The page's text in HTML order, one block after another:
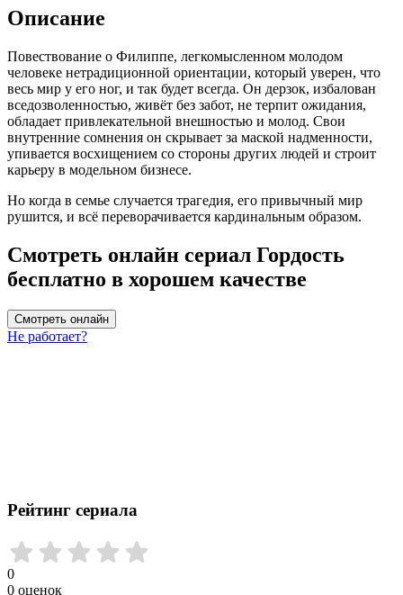
Описание
Повествование о Филиппе, легкомысленном молодом
человеке нетрадиционной ориентации, который уверен, что
весь мир у его ног, и так будет всегда. Он дерзок, избалован
вседозволенностью, живёт без забот, не терпит ожидания,
обладает привлекательной внешностью и молод. Свои
внутренние сомнения он скрывает за маской надменности,
упивается восхищением со стороны других людей и строит
карьеру в модельном бизнесе.
Но когда в семье случается трагедия, его привычный мир
рушится, и всё переворачивается кардинальным образом.
Смотреть онлайн сериал Гордость
бесплатно в хорошем качестве
Смотреть онлайн
Не работает?
Рейтинг сериала
0
0 оценок